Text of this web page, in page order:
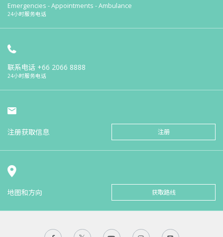
Emergencies - Appointments - Ambulance
24小时服务电话
联系电话 +66 2066 8888
24小时服务电话
注册获取信息 注册
地图和方向 获取路线